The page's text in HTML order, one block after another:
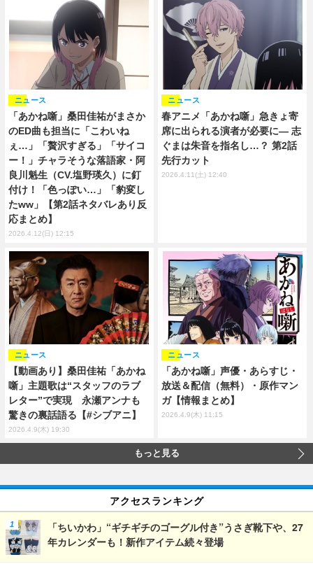
「あかね噺」桑田佳祐がまさか
のED曲も担当に「こわいね
ぇ…」「贅沢すぎる」「サイコ
ー！」チャラそうな落語家・阿
良川魁生（CV.塩野瑛久）に釘
付け！「色っぽい…」「豹変し
たww」【第2話ネタバレあり反
応まとめ】
ニュース
2026.4.12(日) 12:15
春アニメ「あかね噺」急きょ寄
席に出られる演者が必要に― 志
ぐまは朱音を指名し…？ 第2話
先行カット
ニュース
2026.4.11(土) 12:40
【動画あり】桑田佳祐「あかね
噺」主題歌は“スタッフのラブ
レター”で実現 永瀬アンナも
驚きの裏話語る【#シブアニ】
ニュース
2026.4.9(木) 19:30
「あかね噺」声優・あらすじ・
放送＆配信（無料）・原作マン
ガ【情報まとめ】
ニュース
2026.4.9(木) 11:15
もっと見る
アクセスランキング
「ちいかわ」“ギチギチのゴーグル付き”うさぎ靴下や、27
年カレンダーも！新作アイテム続々登場